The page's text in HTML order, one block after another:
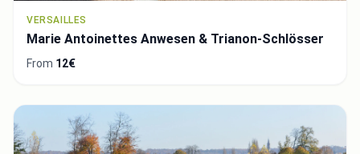
VERSAILLES
Marie Antoinettes Anwesen & Trianon-Schlösser
From 12€